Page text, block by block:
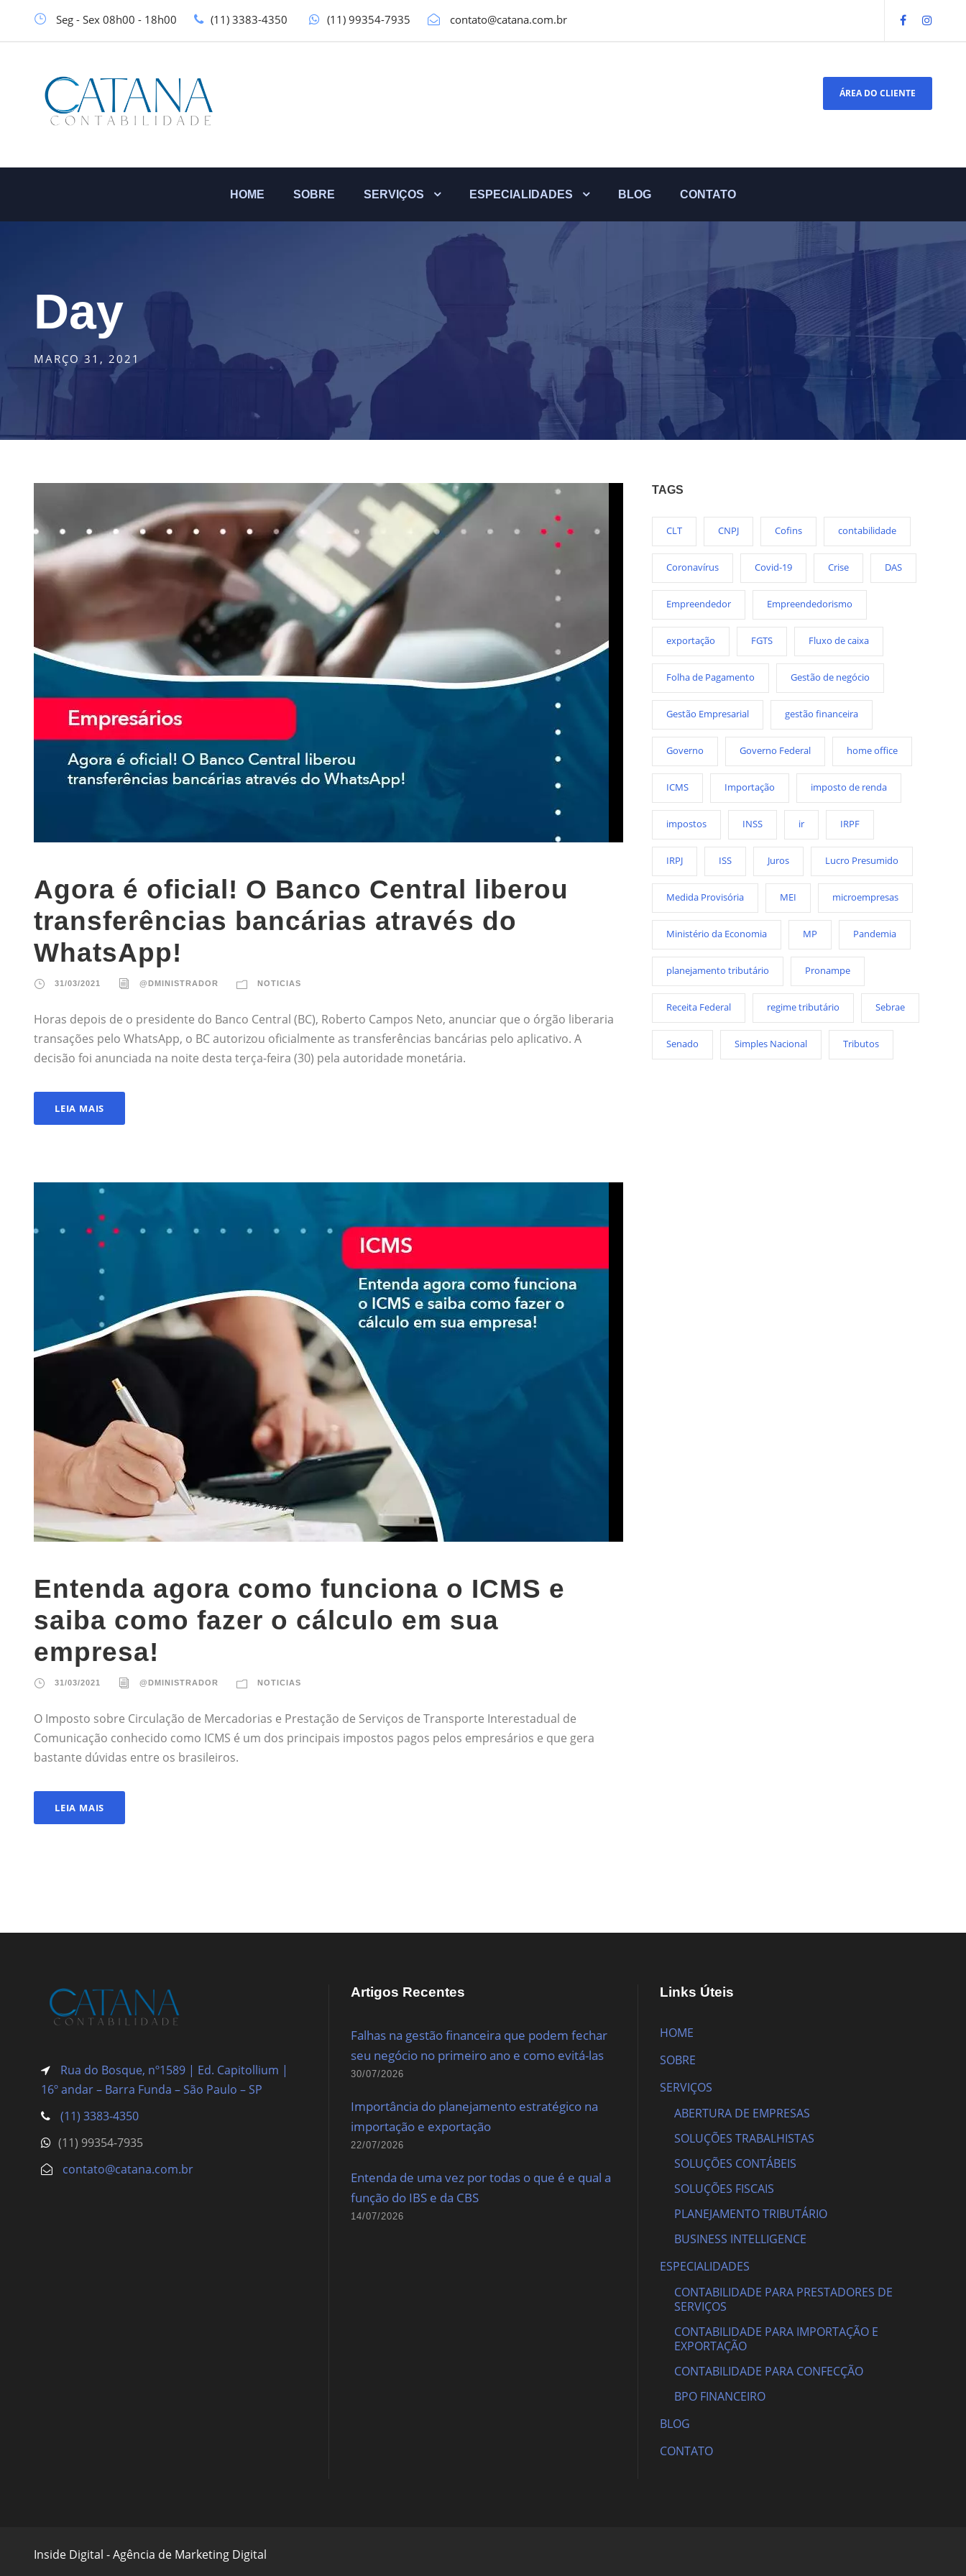
Seg - Sex 08h00 - 18h00 (11) 3383-4350 (11) 99354-7935 contato@catana.com.br
ÁREA DO CLIENTE
HOME SOBRE SERVIÇOS ESPECIALIDADES BLOG CONTATO
Day
MARÇO 31, 2021
Agora é oficial! O Banco Central liberou
transferências bancárias através do
WhatsApp!
31/03/2021 @DMINISTRADOR NOTICIAS
Horas depois de o presidente do Banco Central (BC), Roberto Campos Neto, anunciar que o órgão liberaria
transações pelo WhatsApp, o BC autorizou oficialmente as transferências bancárias pelo aplicativo. A
decisão foi anunciada na noite desta terça-feira (30) pela autoridade monetária.
LEIA MAIS
Entenda agora como funciona o ICMS e
saiba como fazer o cálculo em sua
empresa!
31/03/2021 @DMINISTRADOR NOTICIAS
O Imposto sobre Circulação de Mercadorias e Prestação de Serviços de Transporte Interestadual de
Comunicação conhecido como ICMS é um dos principais impostos pagos pelos empresários e que gera
bastante dúvidas entre os brasileiros.
LEIA MAIS
TAGS
CLT CNPJ Cofins contabilidade
Coronavírus Covid-19 Crise DAS
Empreendedor Empreendedorismo
exportação FGTS Fluxo de caixa
Folha de Pagamento Gestão de negócio
Gestão Empresarial gestão financeira
Governo Governo Federal home office
ICMS Importação imposto de renda
impostos INSS ir IRPF
IRPJ ISS Juros Lucro Presumido
Medida Provisória MEI microempresas
Ministério da Economia MP Pandemia
planejamento tributário Pronampe
Receita Federal regime tributário Sebrae
Senado Simples Nacional Tributos
Rua do Bosque, nº1589 | Ed. Capitollium |
16º andar – Barra Funda – São Paulo – SP
(11) 3383-4350
(11) 99354-7935
contato@catana.com.br
Artigos Recentes
Falhas na gestão financeira que podem fechar
seu negócio no primeiro ano e como evitá-las
30/07/2026
Importância do planejamento estratégico na
importação e exportação
22/07/2026
Entenda de uma vez por todas o que é e qual a
função do IBS e da CBS
14/07/2026
Links Úteis
HOME
SOBRE
SERVIÇOS
ABERTURA DE EMPRESAS
SOLUÇÕES TRABALHISTAS
SOLUÇÕES CONTÁBEIS
SOLUÇÕES FISCAIS
PLANEJAMENTO TRIBUTÁRIO
BUSINESS INTELLIGENCE
ESPECIALIDADES
CONTABILIDADE PARA PRESTADORES DE
SERVIÇOS
CONTABILIDADE PARA IMPORTAÇÃO E
EXPORTAÇÃO
CONTABILIDADE PARA CONFECÇÃO
BPO FINANCEIRO
BLOG
CONTATO
Inside Digital - Agência de Marketing Digital